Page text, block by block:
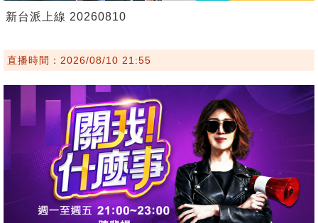
新台派上線 20260810
直播時間：2026/08/10 21:55